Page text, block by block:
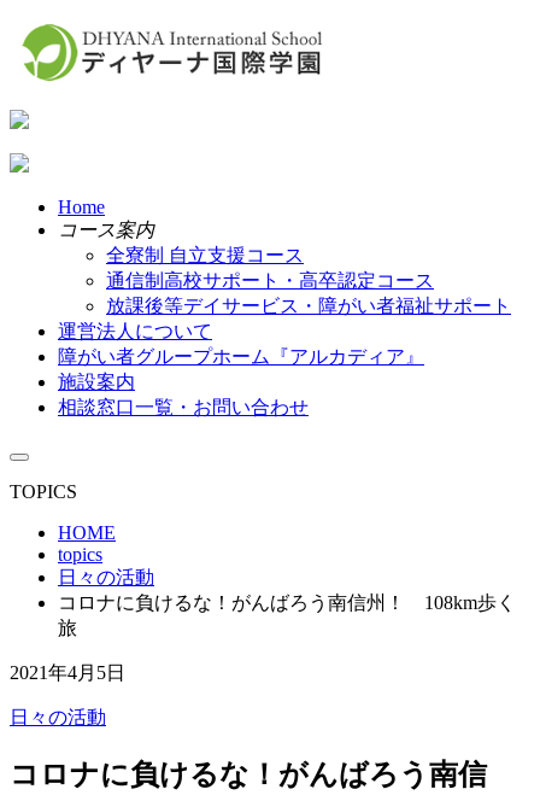
Home
コース案内
全寮制 自立支援コース
通信制高校サポート・高卒認定コース
放課後等デイサービス・障がい者福祉サポート
運営法人について
障がい者グループホーム『アルカディア』
施設案内
相談窓口一覧・お問い合わせ
TOPICS
HOME
topics
日々の活動
コロナに負けるな！がんばろう南信州！ 108km歩く
旅
2021年4月5日
日々の活動
コロナに負けるな！がんばろう南信